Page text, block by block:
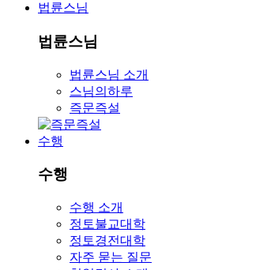
법륜스님
법륜스님
법륜스님 소개
스님의하루
즉문즉설
수행
수행
수행 소개
정토불교대학
정토경전대학
자주 묻는 질문